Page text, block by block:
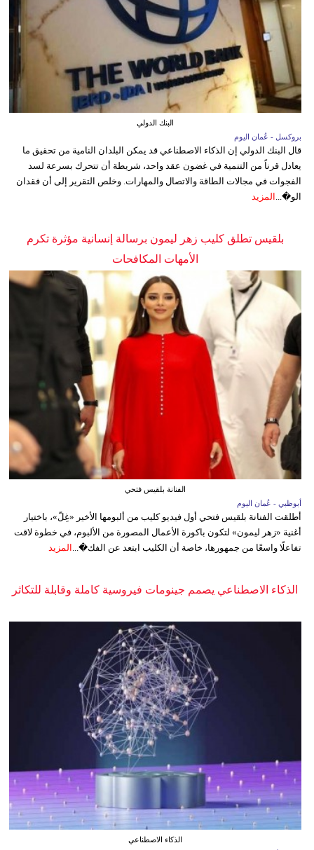
البنك الدولي
بروكسل - عُمان اليوم
قال البنك الدولي إن الذكاء الاصطناعي قد يمكن البلدان النامية من تحقيق ما
يعادل قرناً من التنمية في غضون عقد واحد، شريطة أن تتحرك بسرعة لسد
الفجوات في مجالات الطاقة والاتصال والمهارات. وخلص التقرير إلى أن فقدان
الو�...
المزيد
بلقيس تطلق كليب زهر ليمون برسالة إنسانية مؤثرة تكرم
الأمهات المكافحات
الفنانة بلقيس فتحي
أبوظبي - عُمان اليوم
أطلقت الفنانة بلقيس فتحي أول فيديو كليب من ألبومها الأخير «غِلّ»، باختيار
أغنية «زهر ليمون» لتكون باكورة الأعمال المصورة من الألبوم، في خطوة لاقت
تفاعلًا واسعًا من جمهورها، خاصة أن الكليب ابتعد عن الفك�... المزيد
الذكاء الاصطناعي يصمم جينومات فيروسية كاملة وقابلة للتكاثر
الذكاء الاصطناعي